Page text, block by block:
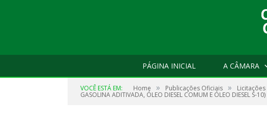
PÁGINA INICIAL A CÂMARA
VOCÊ ESTÁ EM: Home » Publicações Oficiais » Licitações
GASOLINA ADITIVADA, ÓLEO DIESEL COMUM E ÓLEO DIESEL S-10)